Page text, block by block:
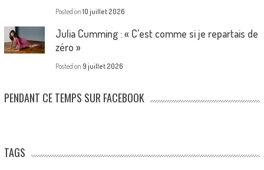
Posted on 10 juillet 2026
Julia Cumming : « C’est comme si je repartais de
zéro »
Posted on 9 juillet 2026
PENDANT CE TEMPS SUR FACEBOOK
TAGS